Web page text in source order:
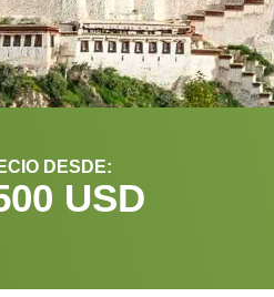
DESDE:
USD